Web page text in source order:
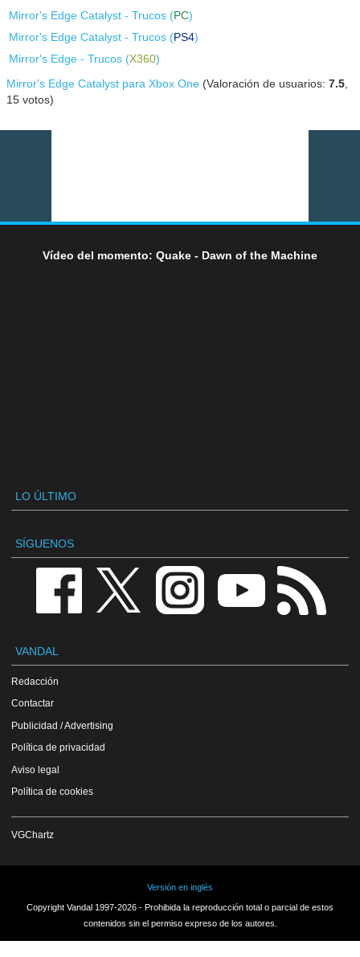
Mirror's Edge Catalyst - Trucos (PC)
Mirror's Edge Catalyst - Trucos (PS4)
Mirror's Edge - Trucos (X360)
Mirror's Edge Catalyst para Xbox One (Valoración de usuarios:7.5
15 votos)
Vídeo del momento: Quake - Dawn of the Machine
LO ÚLTIMO
SÍGUENOS
VANDAL
Redacción
Contactar
Publicidad / Advertising
Política de privacidad
Aviso legal
Política de cookies
VGChartz
Versión en inglés
Copyright Vandal 1997-2026 - Prohibida la reproducción total o parcial de estos
contenidos sin el permiso expreso de los autores.